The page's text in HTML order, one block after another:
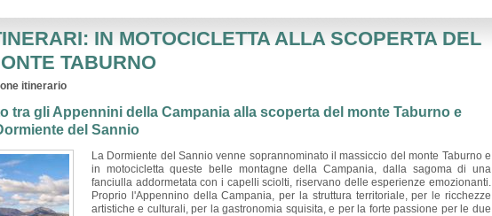
IN MOTOCICLETTA ALLA SCOPERTA DEL
TABURNO
itinerario
tra gli Appennini della Campania alla scoperta del monte Taburno e
del Sannio
La Dormiente del Sannio venne soprannominato il massiccio del monte Taburno e
in motocicletta queste belle montagne della Campania, dalla sagoma di una
fanciulla addormetata con i capelli sciolti, riservano delle esperienze emozionanti.
Proprio l'Appennino della Campania, per la struttura territoriale, per le ricchezze
artistiche e culturali, per la gastronomia squisita, e per la forte passione per le due